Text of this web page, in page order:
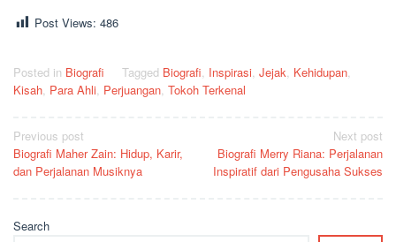
Post Views: 486
Posted in Biografi Tagged Biografi, Inspirasi, Jejak, Kehidupan,
Kisah, Para Ahli, Perjuangan, Tokoh Terkenal
Post
navigation
Previous post
Biografi Maher Zain: Hidup, Karir,
dan Perjalanan Musiknya
Next post
Biografi Merry Riana: Perjalanan
Inspiratif dari Pengusaha Sukses
Search